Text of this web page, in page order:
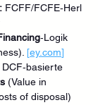
FCFF/FCFE‑Herl
‑Logik
[ey.com]
DCF‑basierte
(Value in
of disposal)